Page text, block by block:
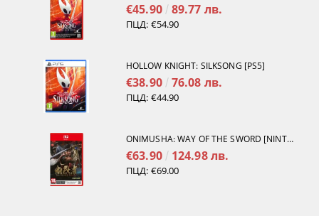
€45.90 89.77 лв.
ПЦД: €54.90
HOLLOW KNIGHT: SILKSONG [PS5]
€38.90 76.08 лв.
ПЦД: €44.90
ONIMUSHA: WAY OF THE SWORD [NINTENDO SWITCH 2]
€63.90 124.98 лв.
ПЦД: €69.00